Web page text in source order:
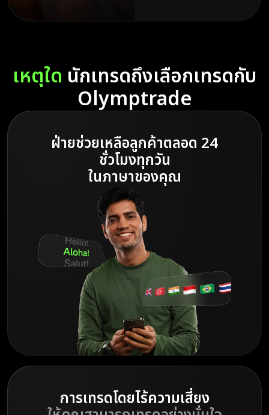
เหตุใด นักเทรดถึงเลือกเทรดกับ
Olymptrade
ฝ่ายช่วยเหลือลูกค้าตลอด 24
ชั่วโมงทุกวัน
ในภาษาของคุณ
การเทรดโดยไร้ความเสี่ยง